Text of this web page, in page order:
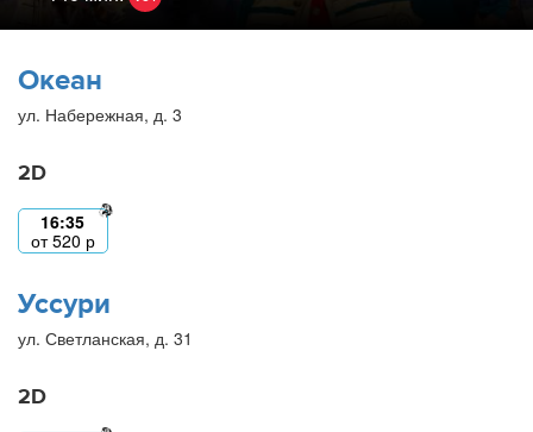
Океан
ул. Набережная, д. 3
2D
16:35
от520 р
Уссури
ул. Светланская, д. 31
2D